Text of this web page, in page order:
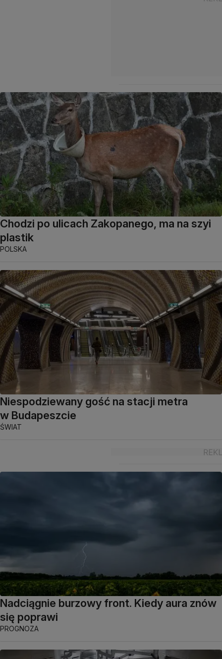
Chodzi po ulicach Zakopanego, ma na szyi
plastik
POLSKA
Niespodziewany gość na stacji metra
w Budapeszcie
ŚWIAT
Nadciągnie burzowy front. Kiedy aura znów
się poprawi
PROGNOZA